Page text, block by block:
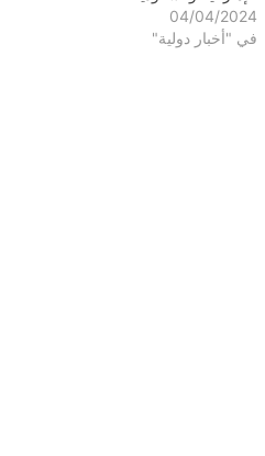
04/04/2024
في "أخبار دولية"